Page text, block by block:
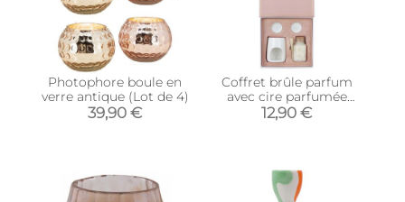
Photophore boule en
verre antique (Lot de 4)
39,90 €
Coffret brûle parfum
avec cire parfumée
senteur fleur de ceriser
12,90 €